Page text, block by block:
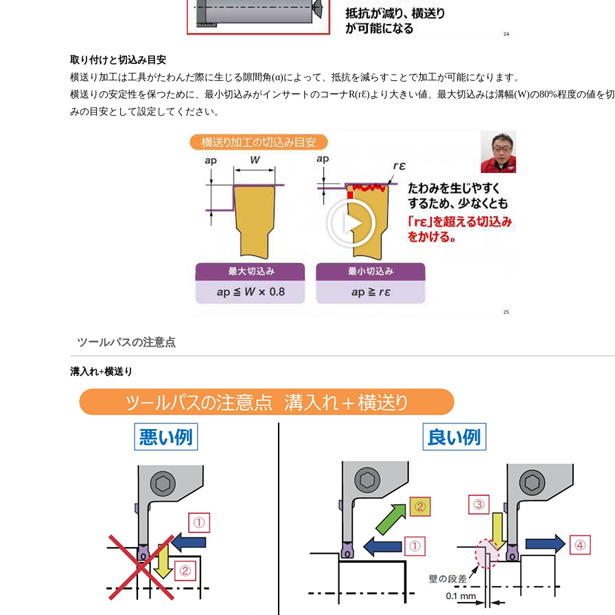
取り付けと切込み目安
横送り加工は工具がたわんだ際に生じる隙間角(α)によって、抵抗を減らすことで加工が可能になります。
横送りの安定性を保つために、最小切込みがインサートのコーナR(rƐ)より大きい値、最大切込みは溝幅(W)の80%程度の値を
みの目安として設定してください。
ツールパスの注意点
溝入れ+横送り